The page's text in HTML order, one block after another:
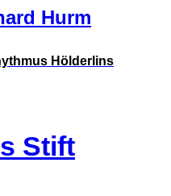
Hurm
Hölderlins
Stift